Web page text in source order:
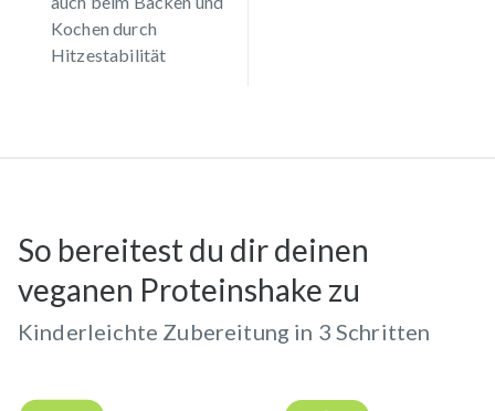
Kochen durch
Hitzestabilität
So bereitest du dir deinen
veganen Proteinshake zu
Kinderleichte Zubereitung in 3 Schritten